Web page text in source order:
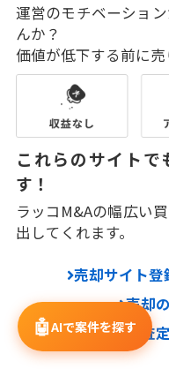
運営のモチベーショ
んか？
価値が低下する前に
これらのサイトで
す！
ラッコM&Aの幅広い
出してくれます。
売却サイト登
売却
サイト自動査
🤖AIで案件を探す